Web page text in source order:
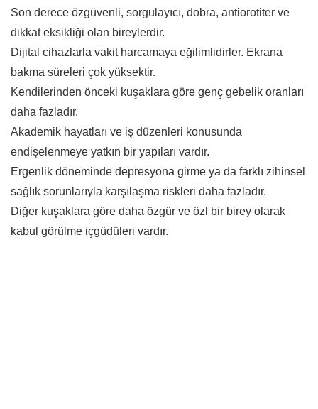
Son derece özgüvenli, sorgulayıcı, dobra, antiorotiter ve
dikkat eksikliği olan bireylerdir.
Dijital cihazlarla vakit harcamaya eğilimlidirler. Ekrana
bakma süreleri çok yüksektir.
Kendilerinden önceki kuşaklara göre genç gebelik oranları
daha fazladır.
Akademik hayatları ve iş düzenleri konusunda
endişelenmeye yatkın bir yapıları vardır.
Ergenlik döneminde depresyona girme ya da farklı zihinsel
sağlık sorunlarıyla karşılaşma riskleri daha fazladır.
Diğer kuşaklara göre daha özgür ve özl bir birey olarak
kabul görülme içgüdüleri vardır.